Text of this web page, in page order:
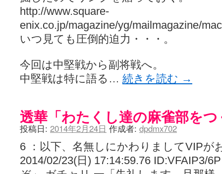
すばらな人生 / 全国編終了！ ところで、すばら先輩はどれくらい出
ハッちゃんの四喜和 - 咲-Saki- / 咲-Saki-全国編 第13話 最終回かぁ
音楽と、人生と、 咲-saki-と。 - 咲-Saki- / こっそり休止、こっそり
ぐりーん哩 - 咲-Saki- / ネリー「ネリーはお金が要るの」
花鳥風月 - 咲-Saki- / やえたんイェイ～
Powered by livedoor 相互RSS
http://www.square-
enix.co.jp/magazine/yg/mailmagazine/
いつ見ても圧倒的迫力・・・。
今回は中堅戦から副将戦へ。
中堅戦は特に語る… 続きを読む →
透華「わたくし達の麻雀部を
投稿日: 2014年2月24日 作成者: dpdmx702
6 ：以下、名無しにかわりましてVIPが
2014/02/23(日) 17:14:59.76 ID:VFAIP3/